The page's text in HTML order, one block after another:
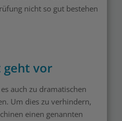
nicht so gut bestehen
geht vor
auch zu dramatischen
Um dies zu verhindern,
einen genannten